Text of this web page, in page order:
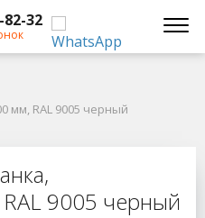
82-32
RAL 9005 черный
мм, RAL 9005 черный
9005 черный